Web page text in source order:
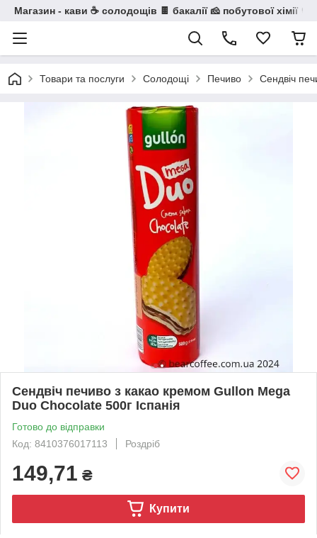
Магазин - кави ☕ солодощів 🍫 бакалії 🧀 побутової хімії 🧼
Товари та послуги Солодощі Печиво Сендвіч
Сендвіч печиво з какао кремом Gullon Mega
Duo Chocolate 500г Іспанія
Готово до відправки
Код: 8410376017113
Роздріб
149,71 ₴
Купити